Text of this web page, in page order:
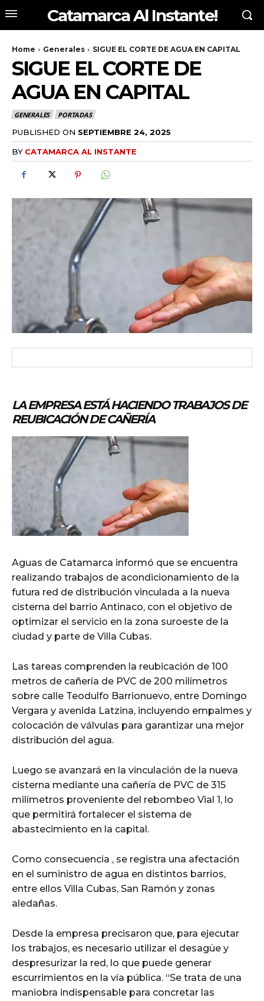
Catamarca Al Instante!
Home Generales SIGUE EL CORTE DE AGUA EN CAPITAL
SIGUE EL CORTE DE
AGUA EN CAPITAL
GENERALES PORTADAS
PUBLISHED ON SEPTIEMBRE 24, 2025
BY CATAMARCA AL INSTANTE
LA EMPRESA ESTÁ HACIENDO TRABAJOS DE
REUBICACIÓN DE CAÑERÍA
Aguas de Catamarca informó que se encuentra
realizando trabajos de acondicionamiento de la
futura red de distribución vinculada a la nueva
cisterna del barrio Antinaco, con el objetivo de
optimizar el servicio en la zona suroeste de la
ciudad y parte de Villa Cubas.
Las tareas comprenden la reubicación de 100
metros de cañería de PVC de 200 milímetros
sobre calle Teodulfo Barrionuevo, entre Domingo
Vergara y avenida Latzina, incluyendo empalmes y
colocación de válvulas para garantizar una mejor
distribución del agua.
Luego se avanzará en la vinculación de la nueva
cisterna mediante una cañería de PVC de 315
milímetros proveniente del rebombeo Vial 1, lo
que permitirá fortalecer el sistema de
abastecimiento en la capital.
Como consecuencia , se registra una afectación
en el suministro de agua en distintos barrios,
entre ellos Villa Cubas, San Ramón y zonas
aledañas.
Desde la empresa precisaron que, para ejecutar
los trabajos, es necesario utilizar el desagüe y
despresurizar la red, lo que puede generar
escurrimientos en la vía pública. “Se trata de una
maniobra indispensable para concretar las